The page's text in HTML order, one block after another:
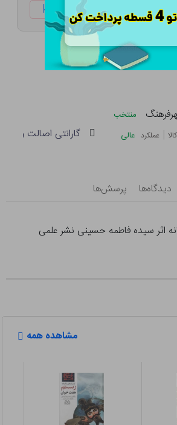
ketabtala.com/sbp-57447
منتخب
| عملکرد عالی گارانتی اصالت و
دیدگاه‌ها پرسش‌ها
اثر سیده فاطمه حسینی نشر علمی
مشاهده همه